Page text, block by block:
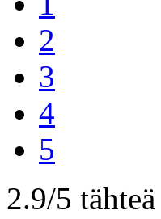
2
3
4
5
2.9/5 tähteä